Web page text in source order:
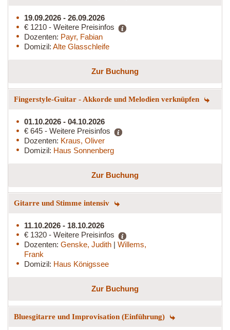
19.09.2026 - 26.09.2026
€ 1210 - Weitere Preisinfos
Dozenten: Payr, Fabian
Domizil: Alte Glasschleife
Zur Buchung
Fingerstyle-Guitar - Akkorde und Melodien verknüpfen
01.10.2026 - 04.10.2026
€ 645 - Weitere Preisinfos
Dozenten: Kraus, Oliver
Domizil: Haus Sonnenberg
Zur Buchung
Gitarre und Stimme intensiv
11.10.2026 - 18.10.2026
€ 1320 - Weitere Preisinfos
Dozenten: Genske, Judith | Willems,
Frank
Domizil: Haus Königssee
Zur Buchung
Bluesgitarre und Improvisation (Einführung)